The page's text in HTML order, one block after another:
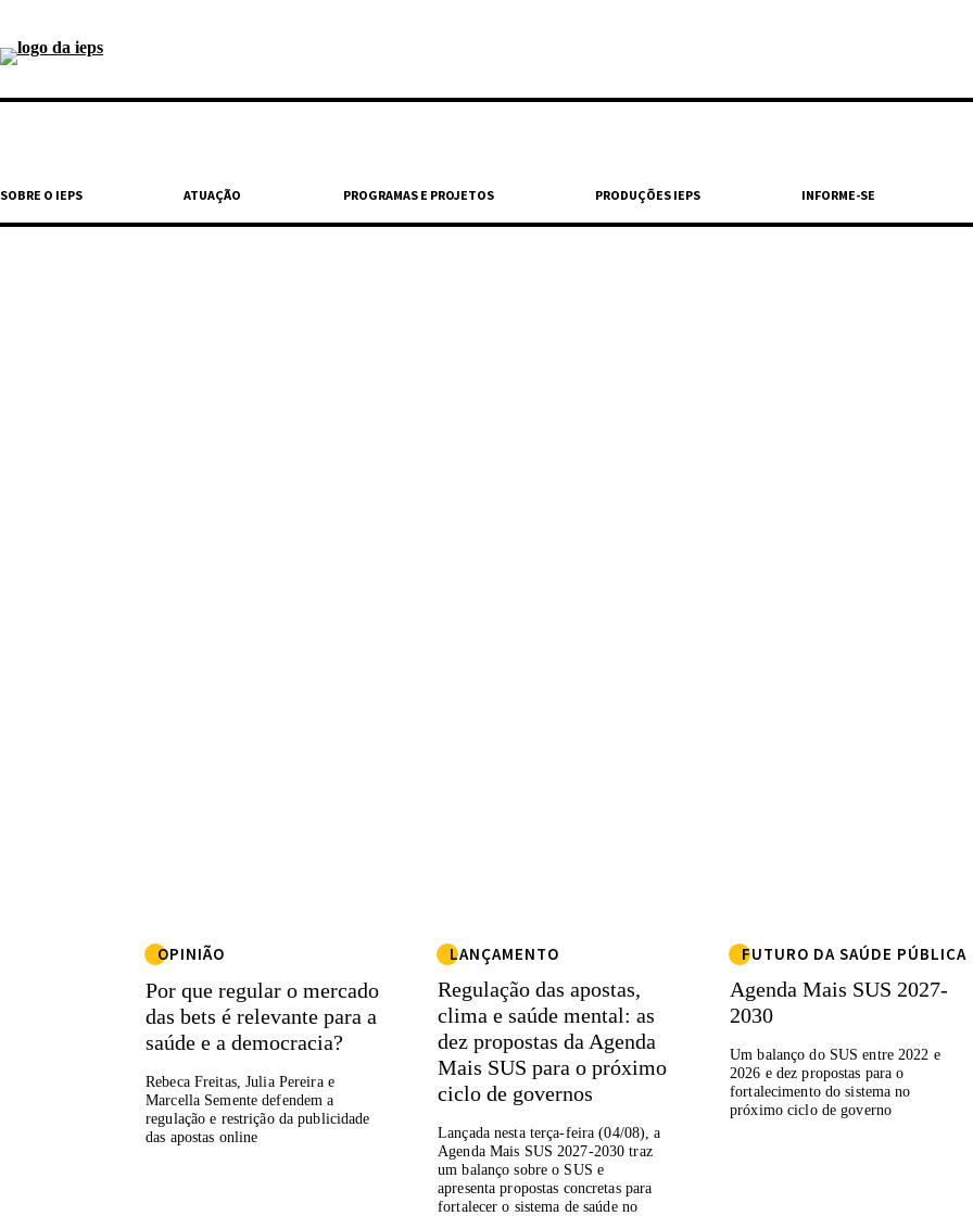
SOBRE O IEPS ATUAÇÃO PROGRAMAS E PROJETOS PRODUÇÕES IEPS INFORME-SE
OPINIÃO
Por que regular o mercado
das bets é relevante para a
saúde e a democracia?
Rebeca Freitas, Julia Pereira e
Marcella Semente defendem a
regulação e restrição da publicidade
das apostas online
LANÇAMENTO
Regulação das apostas,
clima e saúde mental: as
dez propostas da Agenda
Mais SUS para o próximo
ciclo de governos
Lançada nesta terça-feira (04/08), a
Agenda Mais SUS 2027-2030 traz
um balanço sobre o SUS e
apresenta propostas concretas para
fortalecer o sistema de saúde no
FUTURO DA SAÚDE PÚBLICA
Agenda Mais SUS 2027-
2030
Um balanço do SUS entre 2022 e
2026 e dez propostas para o
fortalecimento do sistema no
próximo ciclo de governo